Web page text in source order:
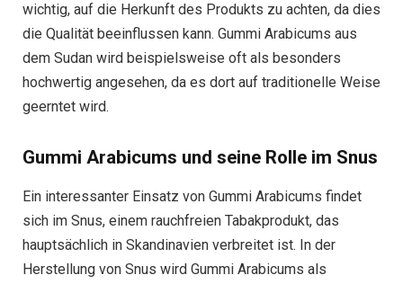
wichtig, auf die Herkunft des Produkts zu achten, da dies
die Qualität beeinflussen kann. Gummi Arabicums aus
dem Sudan wird beispielsweise oft als besonders
hochwertig angesehen, da es dort auf traditionelle Weise
geerntet wird.
Gummi Arabicums und seine Rolle im Snus
Ein interessanter Einsatz von Gummi Arabicums findet
sich im Snus, einem rauchfreien Tabakprodukt, das
hauptsächlich in Skandinavien verbreitet ist. In der
Herstellung von Snus wird Gummi Arabicums als